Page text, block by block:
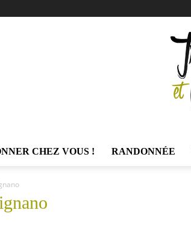
CHEZ VOUS ! RANDONNÉE